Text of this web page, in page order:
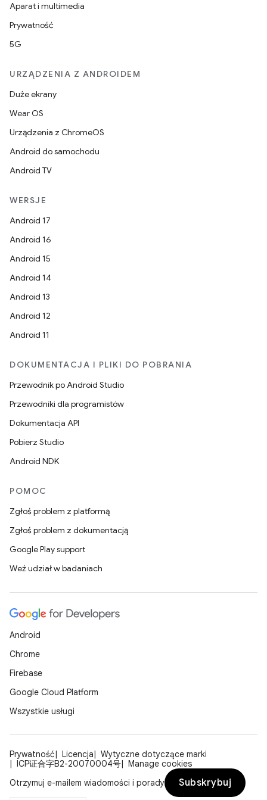
Aparat i multimedia
Prywatność
5G
URZĄDZENIA Z ANDROIDEM
Duże ekrany
Wear OS
Urządzenia z ChromeOS
Android do samochodu
Android TV
WERSJE
Android 17
Android 16
Android 15
Android 14
Android 13
Android 12
Android 11
DOKUMENTACJA I PLIKI DO POBRANIA
Przewodnik po Android Studio
Przewodniki dla programistów
Dokumentacja API
Pobierz Studio
Android NDK
POMOC
Zgłoś problem z platformą
Zgłoś problem z dokumentacją
Google Play support
Weź udział w badaniach
Android
Chrome
Firebase
Google Cloud Platform
Wszystkie usługi
Prywatność Licencja
Wytyczne dotyczące marki
ICP证合字B2-20070004号
Manage cookies
Otrzymuj e-mailem wiadomości i porady
Subskrybuj